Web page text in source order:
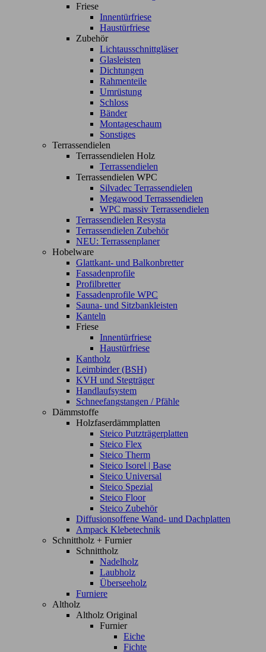
Friese
Innentürfriese
Haustürfriese
Zubehör
Lichtausschnittgläser
Glasleisten
Dichtungen
Rahmenteile
Umrüstung
Schloss
Bänder
Montageschaum
Sonstiges
Terrassendielen
Terrassendielen Holz
Terrassendielen
Terrassendielen WPC
Silvadec Terrassendielen
Megawood Terrassendielen
WPC massiv Terrassendielen
Terrassendielen Resysta
Terrassendielen Zubehör
NEU: Terrassenplaner
Hobelware
Glattkant- und Balkonbretter
Fassadenprofile
Profilbretter
Fassadenprofile WPC
Sauna- und Sitzbankleisten
Kanteln
Friese
Innentürfriese
Haustürfriese
Kantholz
Leimbinder (BSH)
KVH und Stegträger
Handlaufsystem
Schneefangstangen / Pfähle
Dämmstoffe
Holzfaserdämmplatten
Steico Putzträgerplatten
Steico Flex
Steico Therm
Steico Isorel | Base
Steico Universal
Steico Spezial
Steico Floor
Steico Zubehör
Diffusionsoffene Wand- und Dachplatten
Ampack Klebetechnik
Schnittholz + Furnier
Schnittholz
Nadelholz
Laubholz
Überseeholz
Furniere
Altholz
Altholz Original
Furnier
Eiche
Fichte